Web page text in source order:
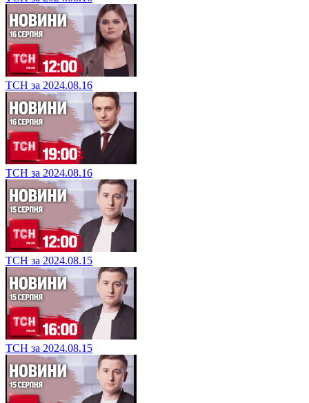
ТСН за 2024.08.16
ТСН за 2024.08.16
ТСН за 2024.08.15
ТСН за 2024.08.15